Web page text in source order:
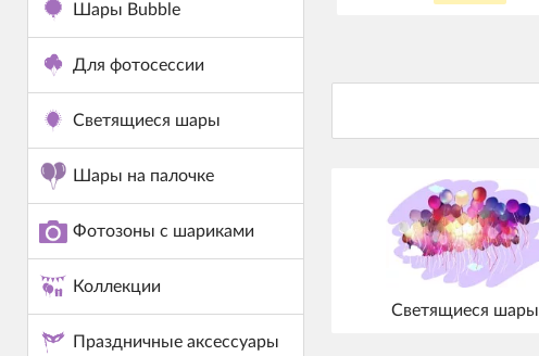
Шары Bubble
Для фотосессии
Светящиеся шары
Шары на палочке
Фотозоны с шариками
Коллекции
Праздничные аксессуары
Светящиеся шары